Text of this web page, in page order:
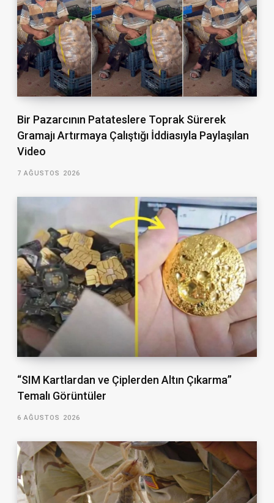
Bir Pazarcının Patateslere Toprak Sürerek
Gramajı Artırmaya Çalıştığı İddiasıyla Paylaşılan
Video
7 AĞUSTOS 2026
“SIM Kartlardan ve Çiplerden Altın Çıkarma”
Temalı Görüntüler
6 AĞUSTOS 2026